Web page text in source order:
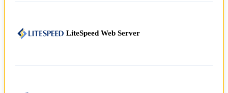
LiteSpeed Web Server